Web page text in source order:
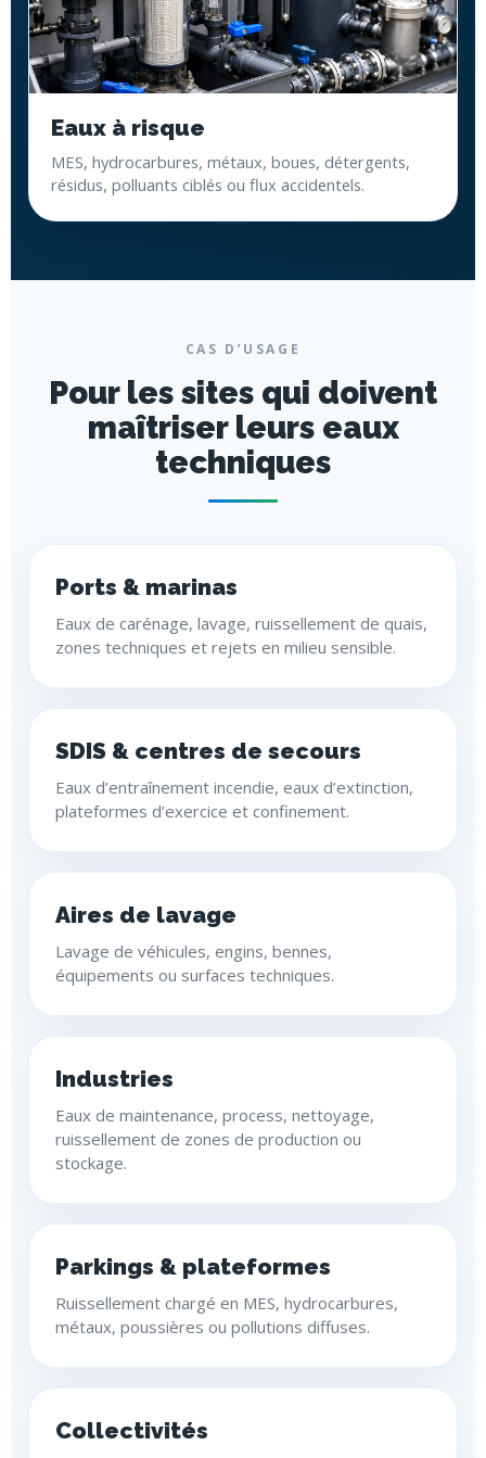
Eaux à risque
MES, hydrocarbures, métaux, boues, détergents,
résidus, polluants ciblés ou flux accidentels.
CAS D’USAGE
Pour les sites qui doivent
maîtriser leurs eaux
techniques
Ports & marinas
Eaux de carénage, lavage, ruissellement de quais,
zones techniques et rejets en milieu sensible.
SDIS & centres de secours
Eaux d’entraînement incendie, eaux d’extinction,
plateformes d’exercice et confinement.
Aires de lavage
Lavage de véhicules, engins, bennes,
équipements ou surfaces techniques.
Industries
Eaux de maintenance, process, nettoyage,
ruissellement de zones de production ou
stockage.
Parkings & plateformes
Ruissellement chargé en MES, hydrocarbures,
métaux, poussières ou pollutions diffuses.
Collectivités